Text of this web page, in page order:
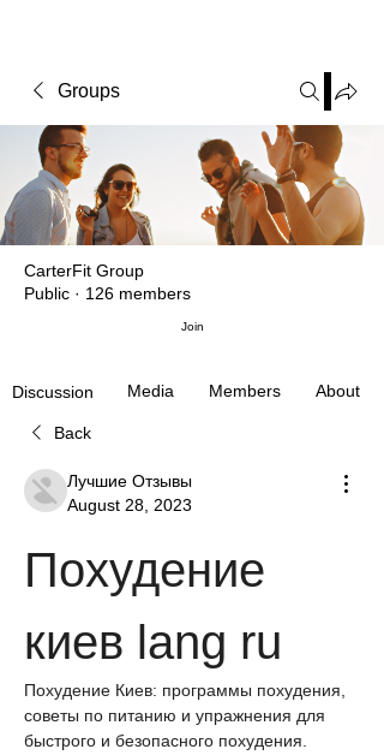
Groups
CarterFit Group
Public · 126 members
Join
Discussion Media Members About
Back
Лучшие Отзывы
August 28, 2023
Похудение
киев lang ru
Похудение Киев: программы похудения,
советы по питанию и упражнения для
быстрого и безопасного похудения.